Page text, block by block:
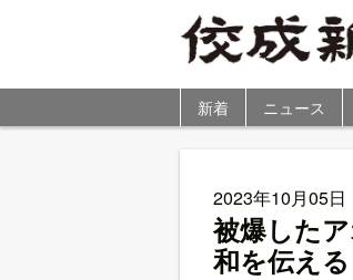
新着 ニュース
2023年10月05日
被爆した
和を伝える